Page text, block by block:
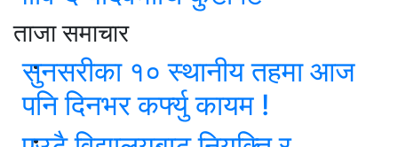
ताजा समाचार
सुनसरीका १० स्थानीय तहमा आज
पनि दिनभर कर्फ्यु कायम !